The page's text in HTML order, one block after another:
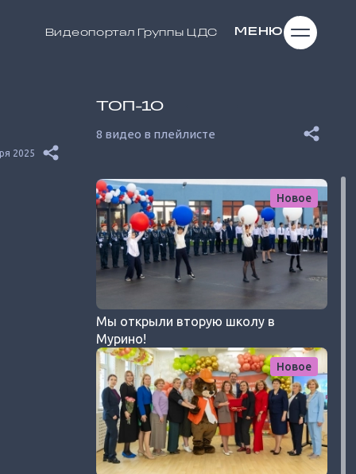
Видеопортал Группы ЦДС МЕНЮ
2025
ТОП-10
8 видео в плейлисте
Новое
Мы открыли вторую школу в
Мурино!
Новое